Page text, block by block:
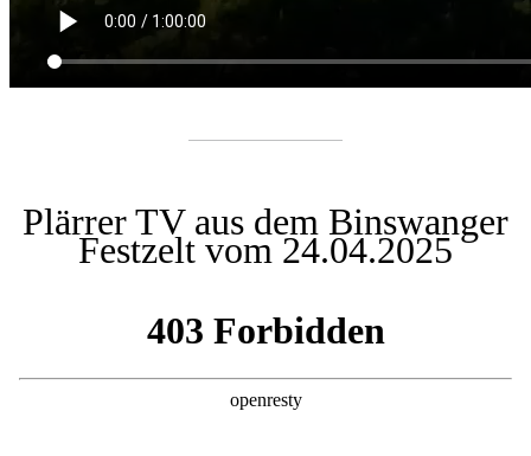
Plärrer TV aus dem Binswanger
Festzelt vom 24.04.2025